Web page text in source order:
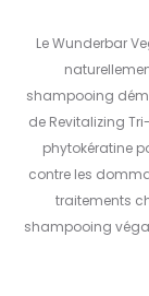
Le Wunderbar
shampooing
de Revitalizing
phytokératine
contre les
traitements
shampooing